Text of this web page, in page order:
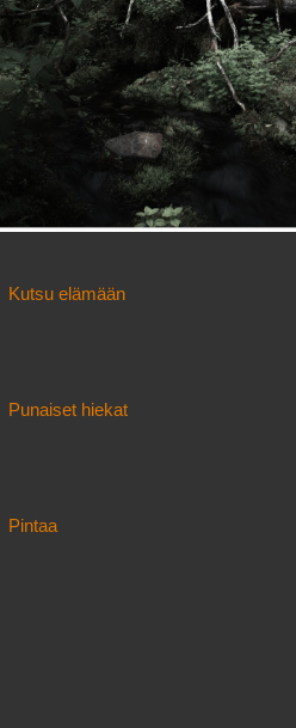
Kutsu elämään
Punaiset hiekat
Pintaa